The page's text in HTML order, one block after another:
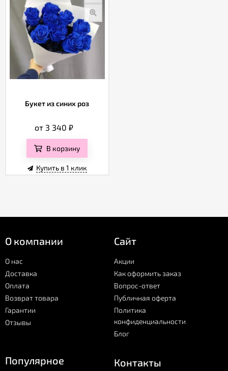
Вопрос-
Публичная
оферта
ПолитикаБукет из синих роз
от 3 340₽
В корзину
Купить в 1 клик
О компании
О нас
Доставка
Оплата
Возврат товара
Гарантии
Отзывы
Сайт
Акции
Как оформить заказ
Вопрос-ответ
Публичная оферта
Политика
конфиденциальности
Блог
Популярное Контакты